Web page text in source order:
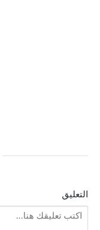
التعليق